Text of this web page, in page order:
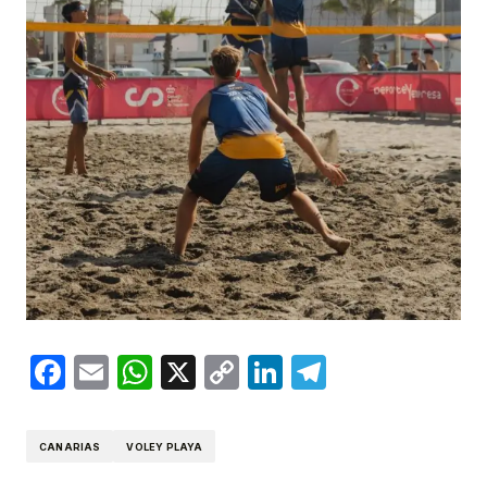
Facebook
EmailWhatsApp
X
CopyLinkedIn
CANARIAS VOLEY PLAYA